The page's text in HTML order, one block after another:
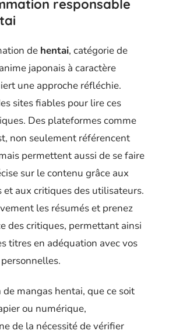
responsable
de hentai, catégorie de
japonais à caractère
une approche réfléchie.
sites fiables pour lire ces
Des plateformes comme
non seulement référencent
permettent aussi de se faire
sur le contenu grâce aux
et aux critiques des utilisateurs.
les résumés et prenez
des critiques, permettant ainsi
titres en adéquation avec vos
de mangas hentai, que ce soit
ou numérique,
de la nécessité de vérifier